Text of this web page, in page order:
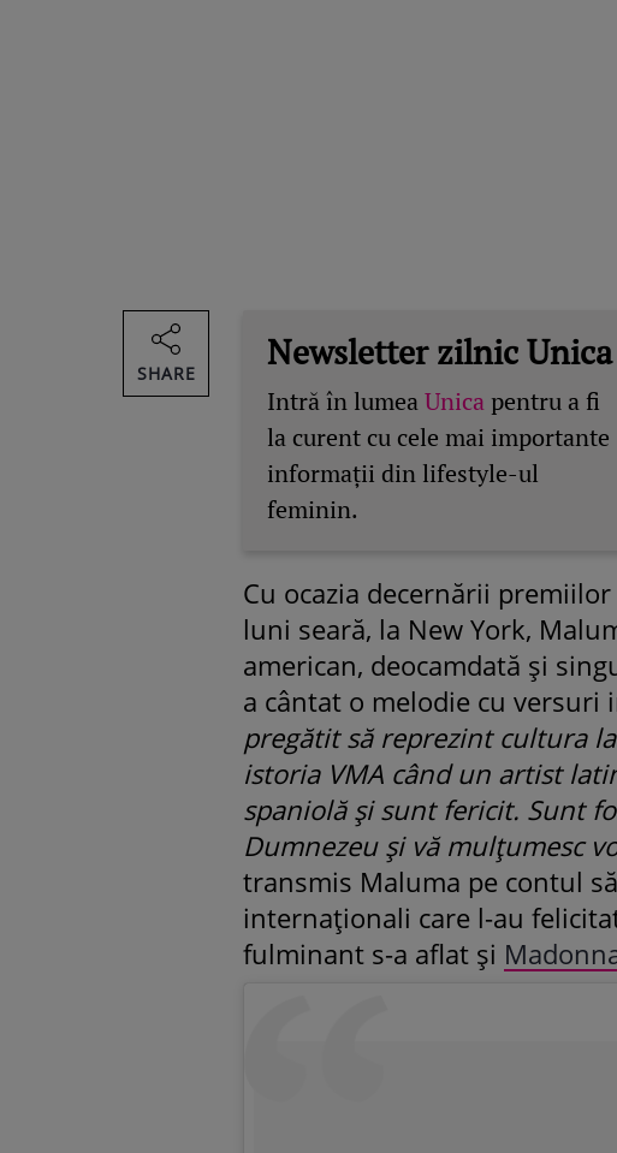
Newsletter zilnic Unica
Intră în lumeaUnica pentru a fi
la curent cu cele mai importante
informații din lifestyle-ul
feminin.
Cu ocazia decernării
luni seară, la New York,
american, deocamdată și
a cântat o melodie cu versuri
pregătit să reprezint cultura
istoria VMA când un artist
spaniolă și sunt fericit. Sunt
Dumnezeu și vă mulțumesc
transmis Maluma pe contul
internaționali care l-au
fulminant s-a aflat și
SHARE